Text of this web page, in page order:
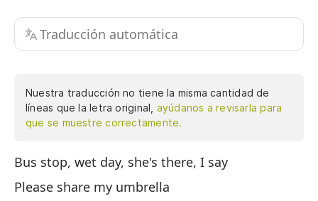
Traducción automática
Nuestra traducción no tiene la misma cantidad de
líneas que la letra original, ayúdanos a revisarla para
que se muestre correctamente.
Bus stop, wet day, she's there, I say
Please share my umbrella